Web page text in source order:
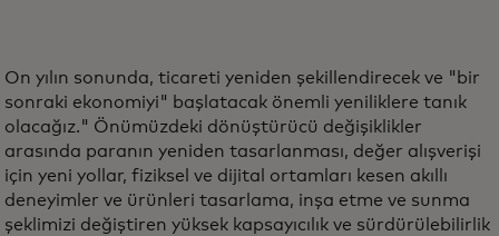
On yılın sonunda, ticareti yeniden şekillendirecek ve "bir
sonraki ekonomiyi" başlatacak önemli yeniliklere tanık
olacağız." Önümüzdeki dönüştürücü değişiklikler
arasında paranın yeniden tasarlanması, değer alışverişi
için yeni yollar, fiziksel ve dijital ortamları kesen akıllı
deneyimler ve ürünleri tasarlama, inşa etme ve sunma
şeklimizi değiştiren yüksek kapsayıcılık ve sürdürülebilirlik